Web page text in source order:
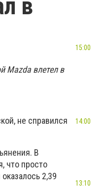
в
Mazda влетел в
не справился
В
что просто
2,39
15:00
14:00
13:10